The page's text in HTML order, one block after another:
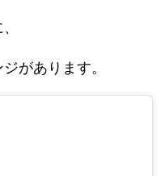
があります。